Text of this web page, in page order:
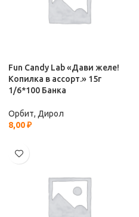
Fun Candy Lab «Дави желе!
Копилка в ассорт.» 15г
1/6*100 Банка
Орбит, Дирол
8,00₽